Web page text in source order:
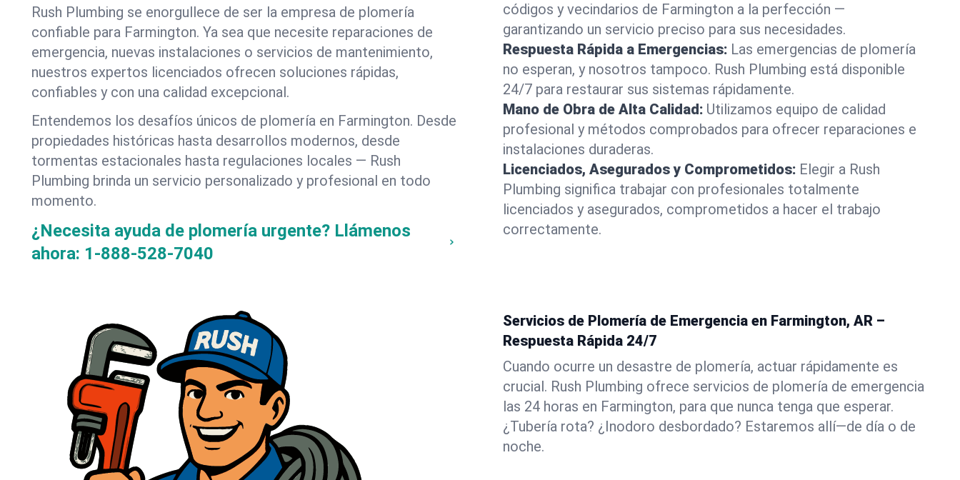
Rush Plumbing se enorgullece de ser la empresa de plomería
confiable para Farmington. Ya sea que necesite reparaciones de
emergencia, nuevas instalaciones o servicios de mantenimiento,
nuestros expertos licenciados ofrecen soluciones rápidas,
confiables y con una calidad excepcional.
Entendemos los desafíos únicos de plomería en Farmington. Desde
propiedades históricas hasta desarrollos modernos, desde
tormentas estacionales hasta regulaciones locales — Rush
Plumbing brinda un servicio personalizado y profesional en todo
momento.
¿Necesita ayuda de plomería urgente? Llámenos
ahora: 1-888-528-7040
códigos y vecindarios de Farmington a la perfección —
garantizando un servicio preciso para sus necesidades.
Respuesta Rápida a Emergencias: Las emergencias de plomería
no esperan, y nosotros tampoco. Rush Plumbing está disponible
24/7 para restaurar sus sistemas rápidamente.
Mano de Obra de Alta Calidad: Utilizamos equipo de calidad
profesional y métodos comprobados para ofrecer reparaciones e
instalaciones duraderas.
Licenciados, Asegurados y Comprometidos: Elegir a Rush
Plumbing significa trabajar con profesionales totalmente
licenciados y asegurados, comprometidos a hacer el trabajo
correctamente.
Servicios de Plomería de Emergencia en Farmington, AR –
Respuesta Rápida 24/7
Cuando ocurre un desastre de plomería, actuar rápidamente es
crucial. Rush Plumbing ofrece servicios de plomería de emergencia
las 24 horas en Farmington, para que nunca tenga que esperar.
¿Tubería rota? ¿Inodoro desbordado? Estaremos allí—de día o de
noche.